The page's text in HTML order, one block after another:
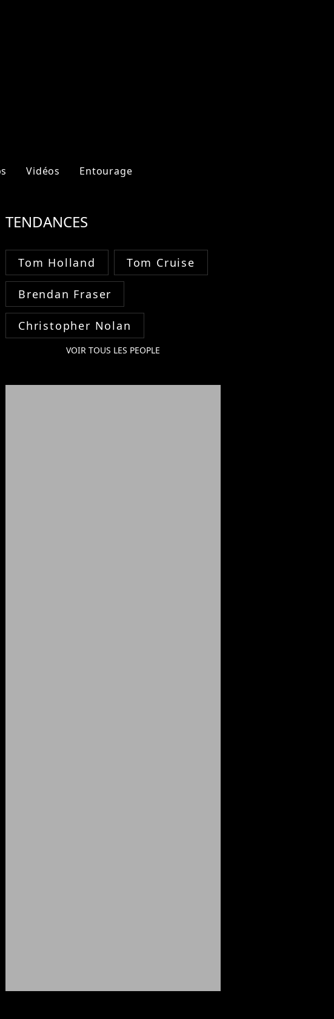
Vidéos Entourage
TENDANCES
Tom Holland Tom Cruise
Brendan Fraser
Christopher Nolan
VOIR TOUS LES PEOPLE